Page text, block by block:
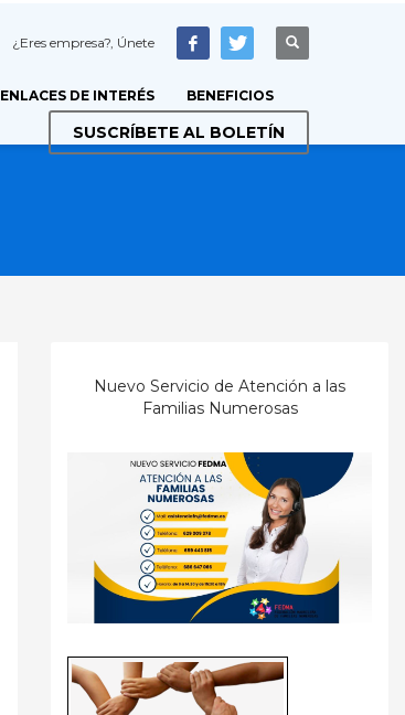
¿Eres empresa?, Únete
ENLACES DE INTERÉS BENEFICIOS
SUSCRÍBETE AL BOLETÍN
Nuevo Servicio de Atención a las
Familias Numerosas